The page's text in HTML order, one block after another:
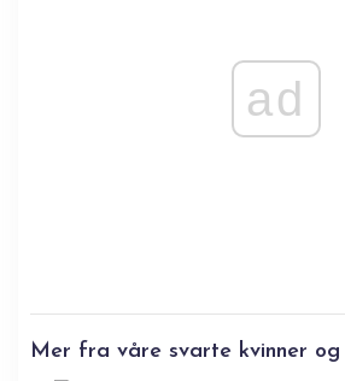
ad
Mer fra våre svarte kvinner